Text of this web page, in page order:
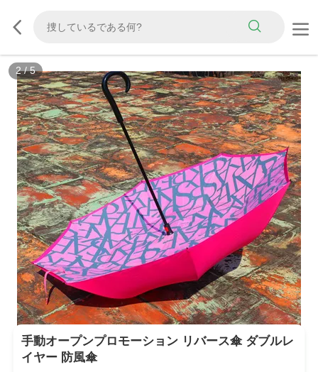
2/5
手動オープンプロモーション リバース傘 ダブルレ
イヤー 防風傘